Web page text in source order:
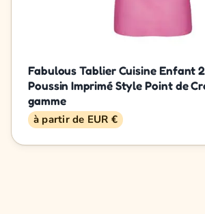
Fabulous Tablier Cuisine Enfant
Poussin Imprimé Style Point de
gamme
à partir de EUR €